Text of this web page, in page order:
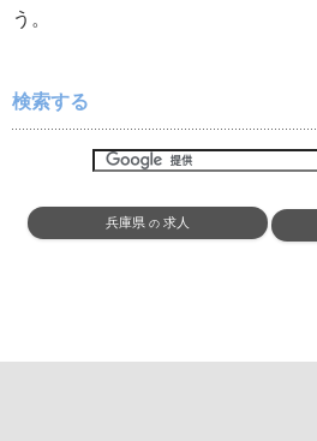
う。
検索する
兵庫県の 求人